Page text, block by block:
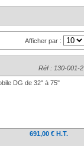
Afficher par :
Réf : 130-001-2
DG de 32" à 75"
691,00 € H.T.